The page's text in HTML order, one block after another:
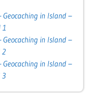
in Island –
1
in Island –
2
in Island –
3